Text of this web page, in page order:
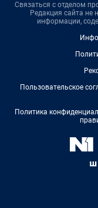
Связаться с отделом
Редакция сайта не
информации,
Пользовательское
Политика